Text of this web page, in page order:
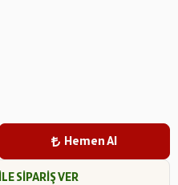
Hemen Al
SİPARİŞ VER